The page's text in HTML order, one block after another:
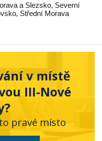
a Slezsko, Severní
, Střední Morava
v místě
III-Nové
pravé místo